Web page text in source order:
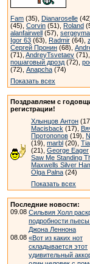
Fam (35), Dianaroselle
(45), Corvin (51), Roland
alanfairwell (57),
Igor 63 (63), Radmir (64),
Сергей Пронин (68),
(71), AndreyTsvetaev (71),
пошаговый дрозд (72),
(72), Anapcha (74)
Показать всех
Поздравляем с
регистрации!
Хлынцов Антон
Macisback (17),
Протопопов (19),
(19), marbl (20), Tia
(21), George Eager
Saw Me Standing
Maxwells Silver
Olga Palna (24)
Показать всех
Последние новости:
09.08 Сильвия Холл
подробности
Джона Леннона
08.08 «Вот из каких нот
складывается этот
удивительный